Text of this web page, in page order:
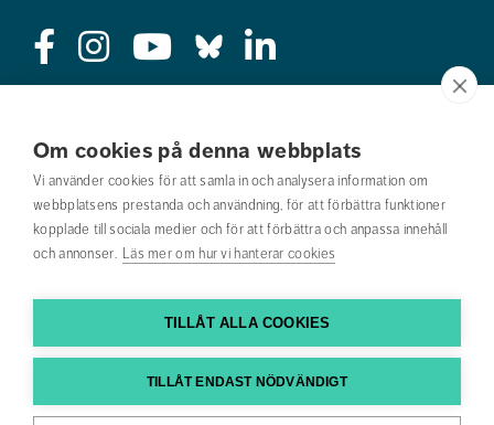
Om cookies på denna webbplats
Vi använder cookies för att samla in och analysera information om
webbplatsens prestanda och användning, för att förbättra funktioner
kopplade till sociala medier och för att förbättra och anpassa innehåll
och annonser. Läs mer om hur vi hanterar cookies
TILLÅT ALLA COOKIES
TILLÅT ENDAST NÖDVÄNDIGT
Jobba hos oss
Nyhetsbrev
Om webbplatsen
Hitta till oss
Hitta din utbildning